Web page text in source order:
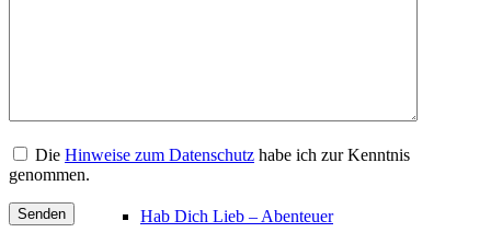
Hab Dich Lieb – Abenteuer
Die Hinweise zum Datenschutz habe ich zur Kenntnis
genommen.